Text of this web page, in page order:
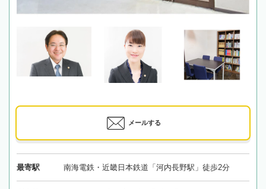
メールする
最寄駅 南海電鉄・近畿日本鉄道「河内長野駅」徒歩2分